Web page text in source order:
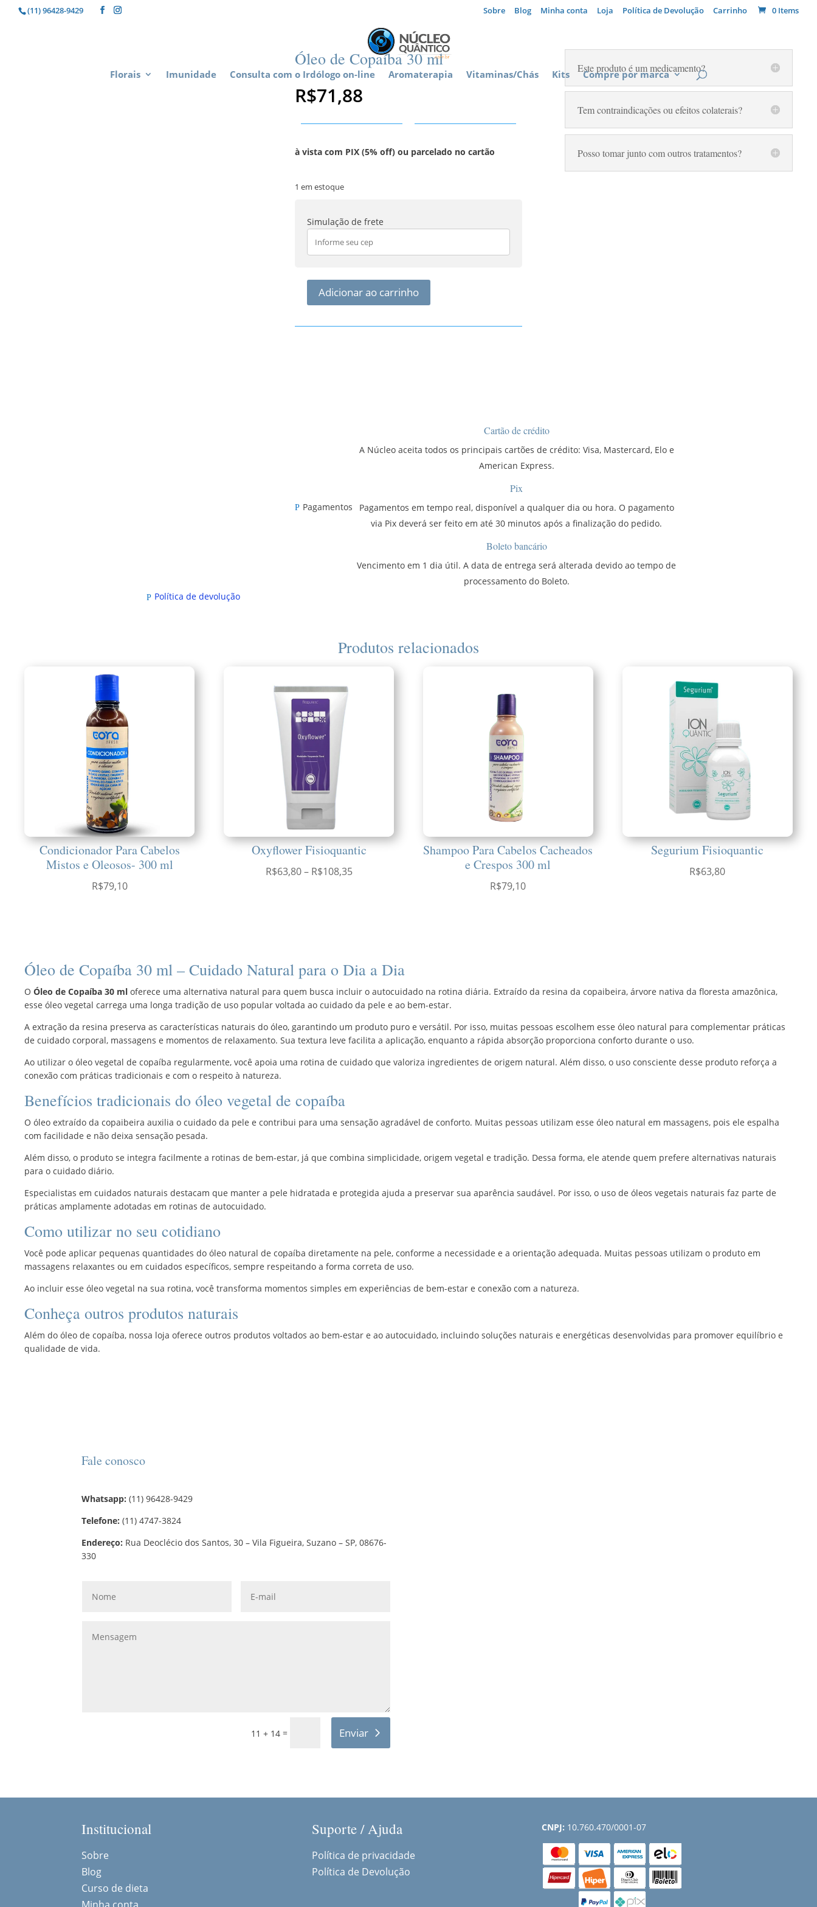
(11) 96428-9429 Sobre Blog Minha conta Loja Política de Devolução Carrinho 0 Items
Florais Imunidade Consulta com o Irdólogo on-line Aromaterapia Vitaminas/Chás Kits Compre por marca
Óleo de Copaíba 30 ml
R$71,88
à vista com PIX (5% off) ou parcelado no cartão
1 em estoque
Simulação de frete
Copaíba
Adicionar ao carrinho
Este produto é um medicamento?
Tem contraindicações ou efeitos colaterais?
Posso tomar junto com outros tratamentos?
P Pagamentos
Cartão de crédito
A Núcleo aceita todos os principais cartões de crédito: Visa, Mastercard, Elo e
American Express.
Pix
Pagamentos em tempo real, disponível a qualquer dia ou hora. O pagamento
via Pix deverá ser feito em até 30 minutos após a finalização do pedido.
Boleto bancário
Vencimento em 1 dia útil. A data de entrega será alterada devido ao tempo de
processamento do Boleto.
P Política de devolução
Produtos relacionados
Condicionador Para Cabelos
Mistos e Oleosos- 300 ml
R$79,10
Oxyflower Fisioquantic
R$63,80 – R$108,35Faixa
Shampoo Para Cabelos Cacheados
e Crespos 300 ml
R$79,10
Segurium Fisioquantic
R$63,80
Óleo de Copaíba 30 ml – Cuidado Natural para o Dia a Dia
OÓleo de Copaíba 30 ml oferece uma alternativa natural para quem busca incluir o autocuidado na rotina diária. Extraído da resina da copaibeira, árvore nativa da floresta amazônica,
esse óleo vegetal carrega uma longa tradição de uso popular voltada ao cuidado da pele e ao bem-estar.
A extração da resina preserva as características naturais do óleo, garantindo um produto puro e versátil. Por isso, muitas pessoas escolhem esse óleo natural para complementar práticas
de cuidado corporal, massagens e momentos de relaxamento. Sua textura leve facilita a aplicação, enquanto a rápida absorção proporciona conforto durante o uso.
Ao utilizar o óleo vegetal de copaíba regularmente, você apoia uma rotina de cuidado que valoriza ingredientes de origem natural. Além disso, o uso consciente desse produto reforça a
conexão com práticas tradicionais e com o respeito à natureza.
Benefícios tradicionais do óleo vegetal de copaíba
O óleo extraído da copaibeira auxilia o cuidado da pele e contribui para uma sensação agradável de conforto. Muitas pessoas utilizam esse óleo natural em massagens, pois ele espalha
com facilidade e não deixa sensação pesada.
Além disso, o produto se integra facilmente a rotinas de bem-estar, já que combina simplicidade, origem vegetal e tradição. Dessa forma, ele atende quem prefere alternativas naturais
para o cuidado diário.
Especialistas em cuidados naturais destacam que manter a pele hidratada e protegida ajuda a preservar sua aparência saudável. Por isso, o uso de óleos vegetais naturais faz parte de
práticas amplamente adotadas em rotinas de autocuidado.
Como utilizar no seu cotidiano
Você pode aplicar pequenas quantidades do óleo natural de copaíba diretamente na pele, conforme a necessidade e a orientação adequada. Muitas pessoas utilizam o produto em
massagens relaxantes ou em cuidados específicos, sempre respeitando a forma correta de uso.
Ao incluir esse óleo vegetal na sua rotina, você transforma momentos simples em experiências de bem-estar e conexão com a natureza.
Conheça outros produtos naturais
Além do óleo de copaíba, nossa loja oferece outros produtos voltados ao bem-estar e ao autocuidado, incluindo soluções naturais e energéticas desenvolvidas para promover equilíbrio e
qualidade de vida.
Fale conosco
Whatsapp: (11) 96428-9429
Telefone: (11) 4747-3824
Endereço: Rua Deoclécio dos Santos, 30 – Vila Figueira, Suzano – SP, 08676-
330
11 + 14= Enviar
Institucional
Sobre
Blog
Curso de dieta
Suporte / Ajuda
Política de privacidade
Política de Devolução
CNPJ: 10.760.470/0001-07